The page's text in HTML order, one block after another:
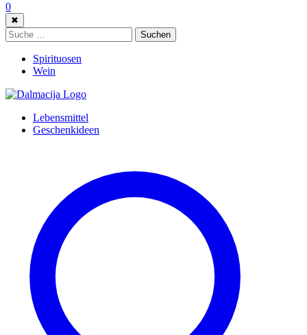
0
✖
Suche: Suchen
Spirituosen
Wein
Lebensmittel
Geschenkideen